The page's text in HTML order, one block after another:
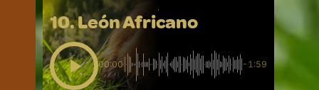
10. León Africano
00:00 -1:59